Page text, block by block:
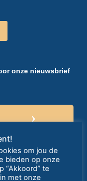
onze nieuwsbrief
›
om jou de
bieden op onze
“Akkoord” te
met onze